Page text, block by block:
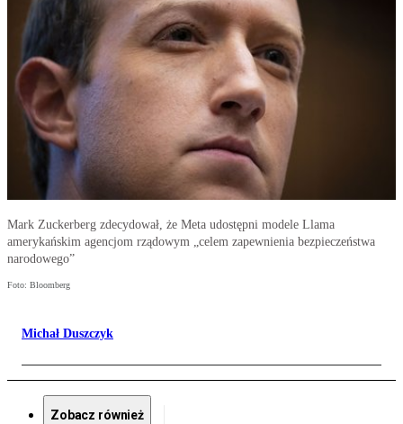
Mark Zuckerberg zdecydował, że Meta udostępni modele Llama
amerykańskim agencjom rządowym „celem zapewnienia bezpieczeństwa
narodowego”
Foto: Bloomberg
Michał Duszczyk
Zobacz również